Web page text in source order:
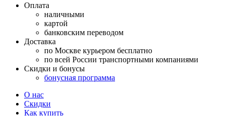
Оплата
наличными
картой
банковским переводом
Доставка
по Москве курьером бесплатно
по всей России транспортными компаниями
Скидки и бонусы
бонусная программа
О нас
Скидки
Как купить